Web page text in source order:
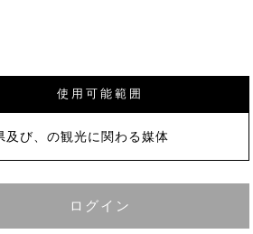
使用可能範囲
及び、の観光に関わる媒体
ログイン